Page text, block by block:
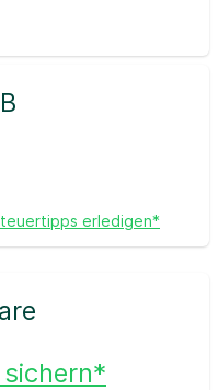
erledigen*